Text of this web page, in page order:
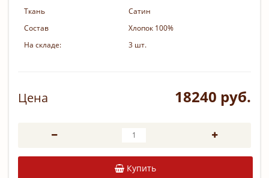
Ткань
Сатин
Состав
Хлопок 100%
На складе:
3 шт.
Цена 18240 руб.
Купить